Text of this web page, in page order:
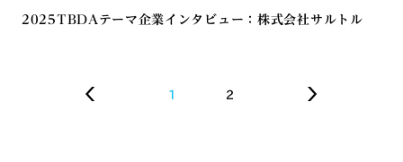
2025TBDAテーマ企業インタビュー：株式会社サルトル
1 2